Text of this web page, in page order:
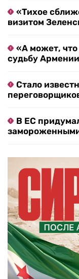
«Тихое
визитом
«А может,
судьбу
Стало
В ЕС